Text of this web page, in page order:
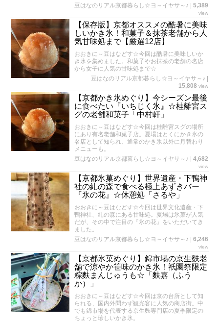
豆はなのリアル京都暮らし☆ヨ～イヤサ～♪
5,389
view
【保存版】京都オススメの酷暑に美味
しいかき氷！和菓子＆抹茶老舗から人
気甘味処まで【厳選12店】
おおきに～豆はなどす☆今回は酷暑に美味しいか
き氷を集めました。和菓子やお抹茶の老舗の名店
から女子に人気の甘味処まで☆
豆はなのリアル京都暮らし☆ヨ～イヤサ～♪
15,808 view
【京都かき氷めぐり】今シーズン最後
に食べたい『いちじく氷』☆桂離宮ス
グの老舗和菓子「中村軒」
おおきに～豆はなどす☆今回は桂離宮スグの場所
にあり有名老舗和菓子店。夏場はとくにかき氷の
名店として知られ、通常のかき氷以外に月替わり
メニューも。
豆はなのリアル京都暮らし☆ヨ～イヤサ～♪
4,682
view
【京都氷菓めぐり】世界遺産・下鴨神
社の糺の森で食べる極上あずきバー
『氷の花』☆休憩処「さるや」
おおきに～豆はなどす☆今回は世界文化遺産・下
鴨神社、糺の森にある甘味処。夏場は氷菓が人気
だが、その中で注目の『氷の花』をいただいてき
ました。
豆はなのリアル京都暮らし☆ヨ～イヤサ～♪
6,246
view
【京都氷菓めぐり】錦市場の京生麩老
舗で涼やか笹味のかき氷！祇園祭限定
粽麩まんじゅうも☆「麩嘉（ふう
か）」
おおきに～豆はなどす☆今回は京の台所として知
られる、国内外問わず観光客に人気の商店街。中
でも錦市場を代表する京生麩専門店の夏季限定の
ちょっと珍しいかき氷。